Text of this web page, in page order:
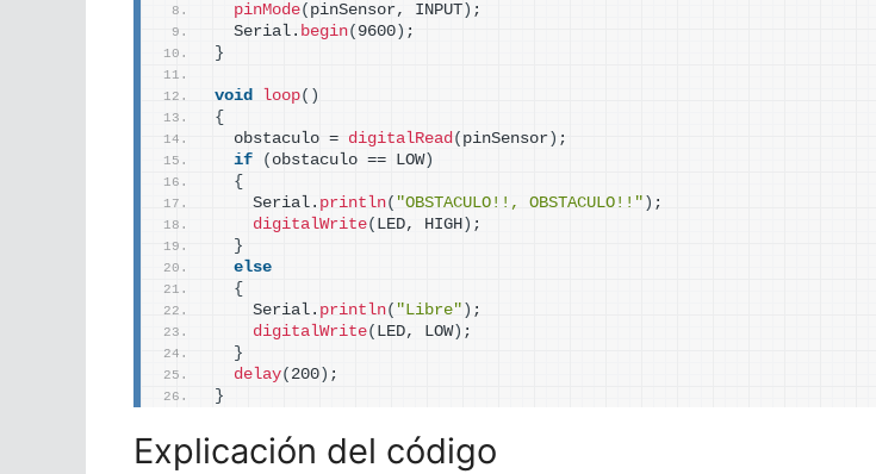
pinMode( pinSensor, INPUT ) ;
  Serial.
begin( 9600 ) ;
}
void loop()
{
  obstaculo =
digitalRead( pinSensor ) ;
if
( obstaculo == LOW)
{
    Serial.
println( "OBSTACULO!!, OBSTACULO!!" ) ;
digitalWrite( LED, HIGH ) ;
}
else
{
    Serial.
println( "Libre" ) ;
digitalWrite( LED, LOW) ;
}
delay( 200 ) ;
}
Explicación del código